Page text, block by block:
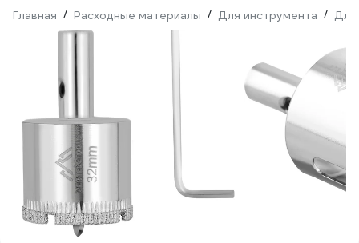
Главная / Расходные материалы / Для инструмента / Для